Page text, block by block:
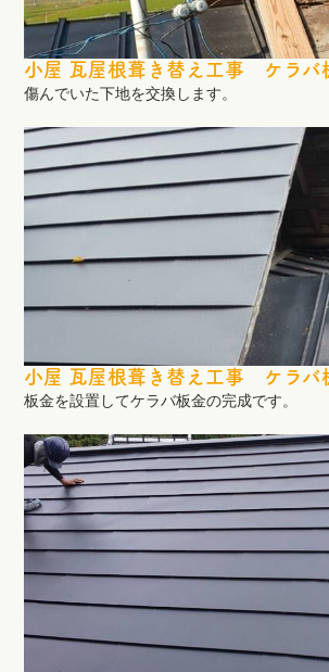
小屋 瓦屋根葺き替え工事 ケラバ
傷んでいた下地を交換します。
小屋 瓦屋根葺き替え工事 ケラバ
板金を設置してケラバ板金の完成です。